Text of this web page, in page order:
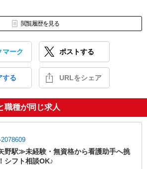
閲覧履歴を見る
マーク ポストする
する URLをシェア
職種が同じ求人
野駅≫未経験・無資格から看護助手へ挑
シフト相談OK♪